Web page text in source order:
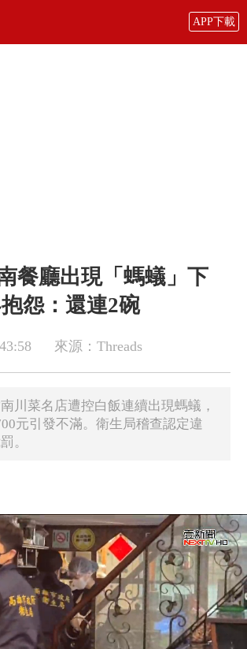
APP下載
餐廳出現「螞蟻」下
怨：還連2碗
來源：Threads
川菜名店遭控白飯連續出現螞蟻，
元引發不滿。衛生局稽查認定違
。